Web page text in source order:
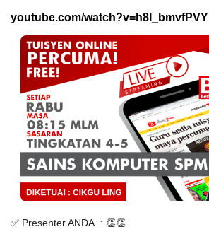
youtube.com/watch?v=h8I_bmvfPVY
✅ Presenter ANDA : 👏👏